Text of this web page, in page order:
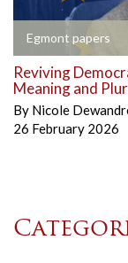
Egmont papers
Reviving
Meaning and
By Nicole
26 February 2026